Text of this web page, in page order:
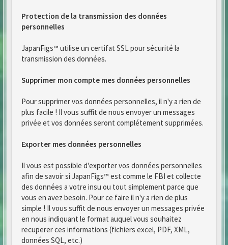
Protection de la transmission des données
personnelles
JapanFigs™ utilise un certifat SSL pour sécurité la
transmission des données.
Supprimer mon compte mes données personnelles
Pour supprimer vos données personnelles, il n'y a rien de
plus facile ! Il vous suffit de nous envoyer un messages
privée et vos données seront complétement supprimées.
Exporter mes données personnelles
Il vous est possible d'exporter vos données personnelles
afin de savoir si JapanFigs™ est comme le FBI et collecte
des données a votre insu ou tout simplement parce que
vous en avez besoin. Pour ce faire il n'y a rien de plus
simple ! Il vous suffit de nous envoyer un messages privée
en nous indiquant le format auquel vous souhaitez
recuperer ces informations (fichiers excel, PDF, XML,
données SQL, etc.)